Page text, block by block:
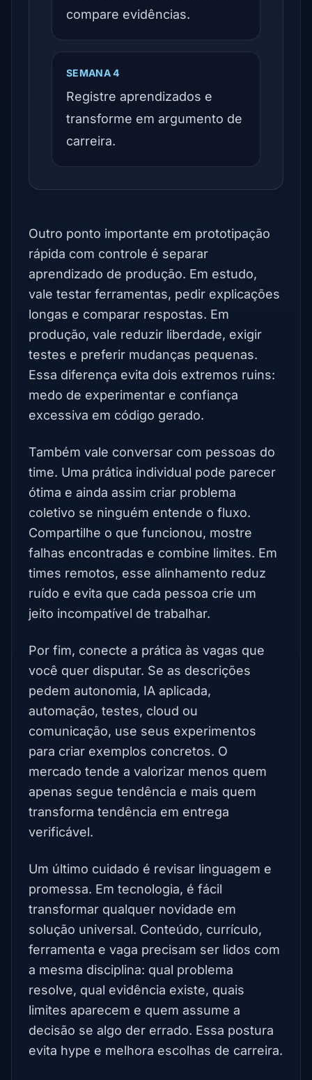
compare evidências.
SEMANA 4
Registre aprendizados e
transforme em argumento de
carreira.
Outro ponto importante em prototipação
rápida com controle é separar
aprendizado de produção. Em estudo,
vale testar ferramentas, pedir explicações
longas e comparar respostas. Em
produção, vale reduzir liberdade, exigir
testes e preferir mudanças pequenas.
Essa diferença evita dois extremos ruins:
medo de experimentar e confiança
excessiva em código gerado.
Também vale conversar com pessoas do
time. Uma prática individual pode parecer
ótima e ainda assim criar problema
coletivo se ninguém entende o fluxo.
Compartilhe o que funcionou, mostre
falhas encontradas e combine limites. Em
times remotos, esse alinhamento reduz
ruído e evita que cada pessoa crie um
jeito incompatível de trabalhar.
Por fim, conecte a prática às vagas que
você quer disputar. Se as descrições
pedem autonomia, IA aplicada,
automação, testes, cloud ou
comunicação, use seus experimentos
para criar exemplos concretos. O
mercado tende a valorizar menos quem
apenas segue tendência e mais quem
transforma tendência em entrega
verificável.
Um último cuidado é revisar linguagem e
promessa. Em tecnologia, é fácil
transformar qualquer novidade em
solução universal. Conteúdo, currículo,
ferramenta e vaga precisam ser lidos com
a mesma disciplina: qual problema
resolve, qual evidência existe, quais
limites aparecem e quem assume a
decisão se algo der errado. Essa postura
evita hype e melhora escolhas de carreira.